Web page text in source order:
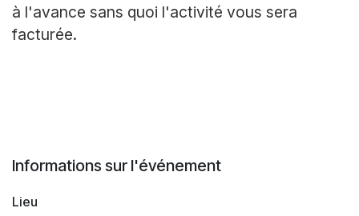
à l'avance sans quoi l'activité vous sera
facturée.
Informations sur l'événement
Lieu